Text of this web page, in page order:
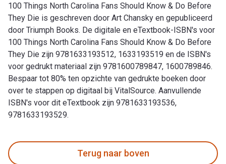
100 Things North Carolina Fans Should Know & Do Before
They Die is geschreven door Art Chansky en gepubliceerd
door Triumph Books. De digitale en eTextbook-ISBN's voor
100 Things North Carolina Fans Should Know & Do Before
They Die zijn 9781633193512, 1633193519 en de ISBN's
voor gedrukt materiaal zijn 9781600789847, 1600789846.
Bespaar tot 80% ten opzichte van gedrukte boeken door
over te stappen op digitaal bij VitalSource. Aanvullende
ISBN's voor dit eTextbook zijn 9781633193536,
9781633193529.
Terug naar boven